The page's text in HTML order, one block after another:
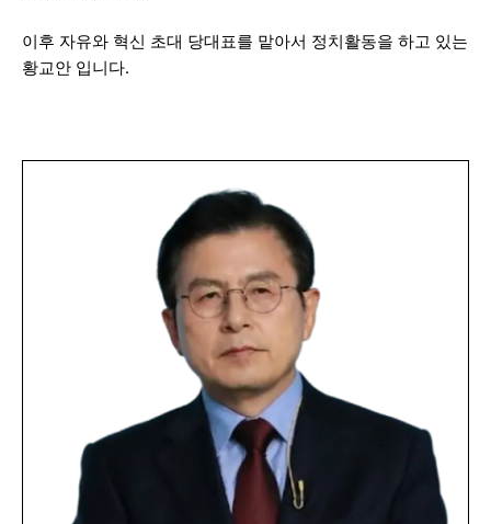
이후 자유와 혁신 초대 당대표를 맡아서 정치활동을 하고 있는
황교안 입니다.